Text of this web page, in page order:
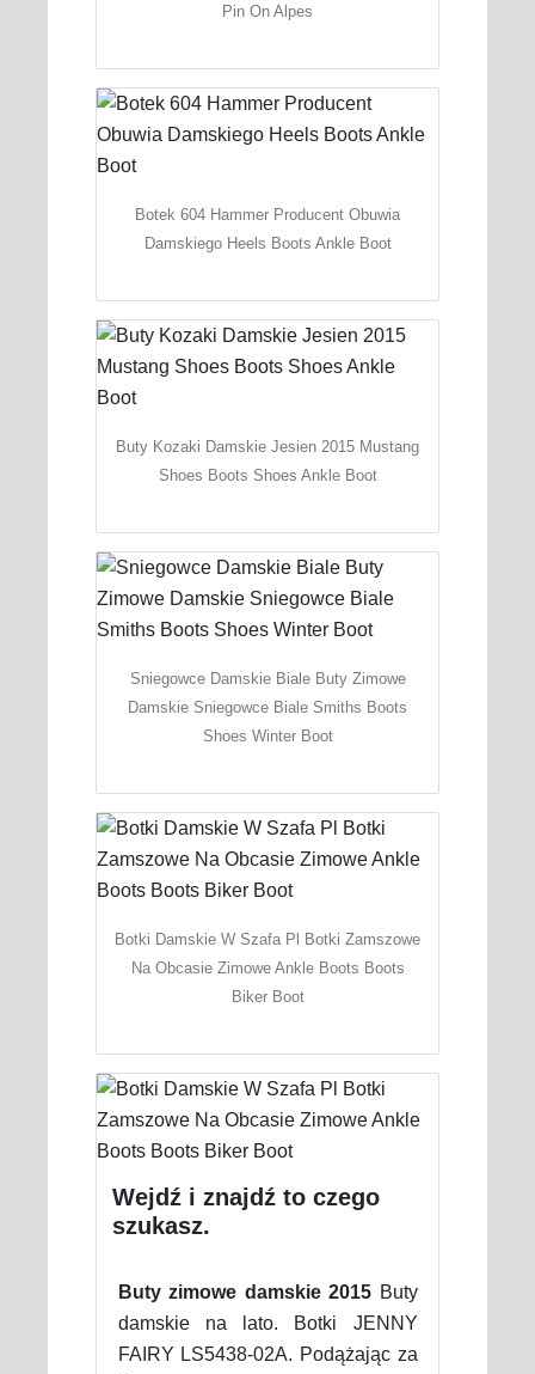
Pin On Alpes
Botek 604 Hammer Producent Obuwia
Damskiego Heels Boots Ankle Boot
Buty Kozaki Damskie Jesien 2015 Mustang
Shoes Boots Shoes Ankle Boot
Sniegowce Damskie Biale Buty Zimowe
Damskie Sniegowce Biale Smiths Boots
Shoes Winter Boot
Botki Damskie W Szafa Pl Botki Zamszowe
Na Obcasie Zimowe Ankle Boots Boots
Biker Boot
Wejdź i znajdź to czego
szukasz.
Buty zimowe damskie 2015 Buty
damskie na lato. Botki JENNY
FAIRY LS5438-02A. Podążając za